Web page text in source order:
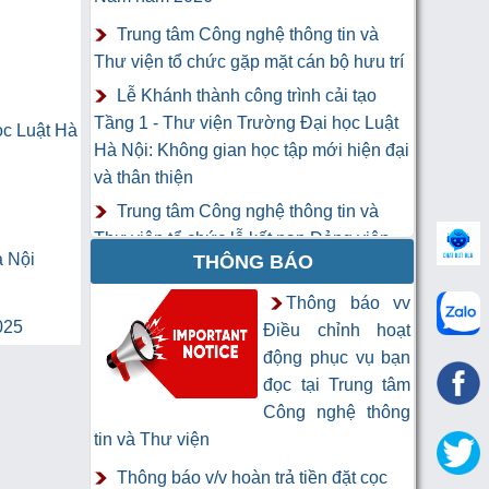
Luật Hà
Nội
Trung tâm Công nghệ thông tin và
Thư viện tổ chức gặp mặt cán bộ hưu trí
Lễ Khánh thành công trình cải tạo
Tầng 1 - Thư viện Trường Đại học Luật
Hà Nội: Không gian học tập mới hiện đại
và thân thiện
Trung tâm Công nghệ thông tin và
Thư viện tổ chức lễ kết nạp Đảng viên
Khai mạc Khóa học “Trí tuệ nhân tạo
cho chuyên gia thông tin và thư viện”
THÔNG BÁO
Thông báo vv
Điều chỉnh hoạt
động phục vụ bạn
đọc tại Trung tâm
Công nghệ thông
tin và Thư viện
Thông báo v/v hoàn trả tiền đặt cọc